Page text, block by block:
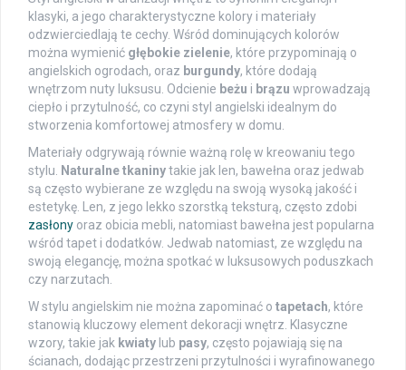
klasyki, a jego charakterystyczne kolory i materiały
odzwierciedlają te cechy. Wśród dominujących kolorów
można wymienić głębokie zielenie, które przypominają o
angielskich ogrodach, oraz burgundy, które dodają
wnętrzom nuty luksusu. Odcienie beżu i brązu wprowadzają
ciepło i przytulność, co czyni styl angielski idealnym do
stworzenia komfortowej atmosfery w domu.
Materiały odgrywają równie ważną rolę w kreowaniu tego
stylu. Naturalne tkaninytakie jak len, bawełna oraz jedwab
są często wybierane ze względu na swoją wysoką jakość i
estetykę. Len, z jego lekko szorstką teksturą, często zdobi
zasłony oraz obicia mebli, natomiast bawełna jest popularna
wśród tapet i dodatków. Jedwab natomiast, ze względu na
swoją elegancję, można spotkać w luksusowych poduszkach
czy narzutach.
W stylu angielskim nie można zapominać o tapetach, które
stanowią kluczowy element dekoracji wnętrz. Klasyczne
wzory, takie jak kwiaty lub pasy, często pojawiają się na
ścianach, dodając przestrzeni przytulności i wyrafinowanego